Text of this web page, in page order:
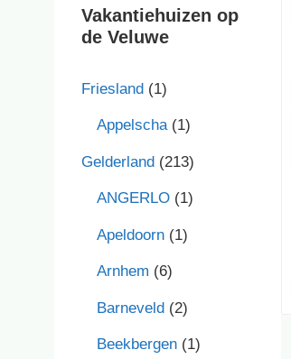
Vakantiehuizen op
de Veluwe
Friesland (1)
Appelscha (1)
Gelderland (213)
ANGERLO (1)
Apeldoorn (1)
Arnhem (6)
Barneveld (2)
Beekbergen (1)